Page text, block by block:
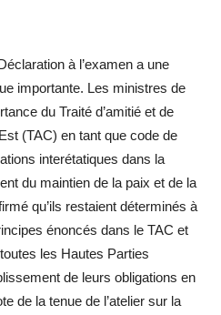
à l’examen a une
importante. Les ministres de
du Traité d’amitié et de
(TAC) en tant que code de
interétatiques dans la
du maintien de la paix et de la
qu’ils restaient déterminés à
énoncés dans le TAC et
les Hautes Parties
de leurs obligations en
de la tenue de l’atelier sur la